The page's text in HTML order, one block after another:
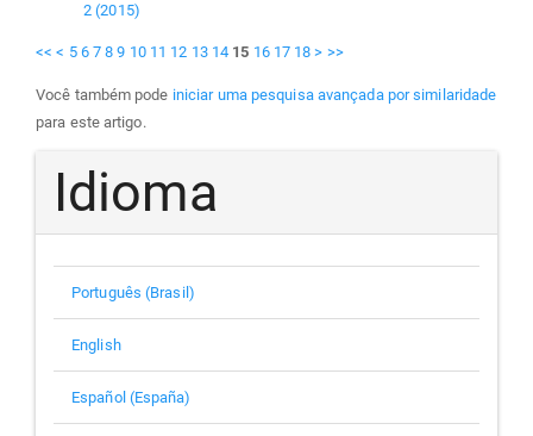
2 (2015)
<< < 5 6 7 8 9 10 11 12 13 14 15 16 17 18 > >>
Você também pode iniciar uma pesquisa avançada por similaridade
para este artigo.
Idioma
Português (Brasil)
English
Español (España)